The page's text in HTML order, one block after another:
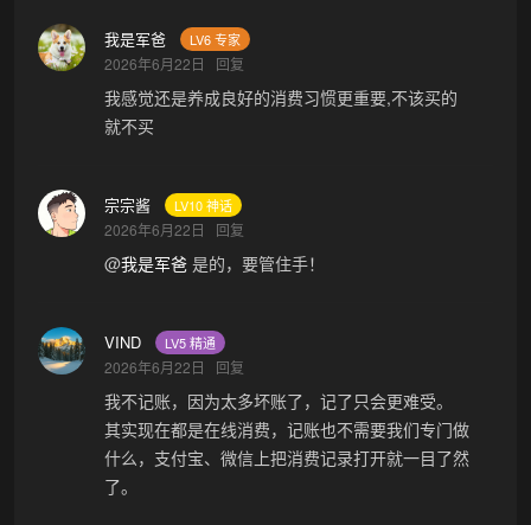
我是军爸 LV6 专家
2026年6月22日 回复
我感觉还是养成良好的消费习惯更重要,不该买的
就不买
宗宗酱 LV10 神话
2026年6月22日 回复
@我是军爸 是的，要管住手！
VIND LV5 精通
2026年6月22日 回复
我不记账，因为太多坏账了，记了只会更难受。
其实现在都是在线消费，记账也不需要我们专门做
什么，支付宝、微信上把消费记录打开就一目了然
了。